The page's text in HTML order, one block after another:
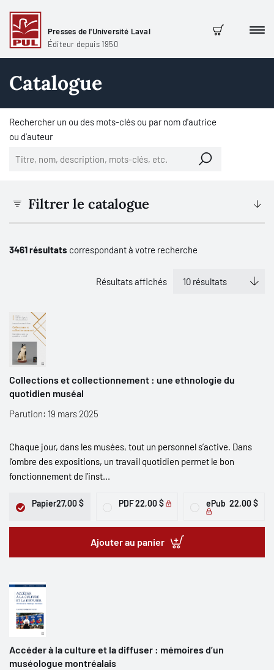
Presses de l'Université Laval
Éditeur depuis 1950
Panier
Catalogue
Rechercher un ou des mots-clés ou par nom d'autrice
ou d'auteur
Filtrer le catalogue
3461 résultats correspondant à votre recherche
Résultats affichés
Collections et collectionnement : une ethnologie du
quotidien muséal
Parution: 19 mars 2025
Chaque jour, dans les musées, tout un personnel s’active. Dans
l’ombre des expositions, un travail quotidien permet le bon
fonctionnement de l’inst...
Papier27,00 $ PDF22,00 $ ePub 22,00 $
Ajouter au panier
Accéder à la culture et la diffuser : mémoires d’un
muséologue montréalais